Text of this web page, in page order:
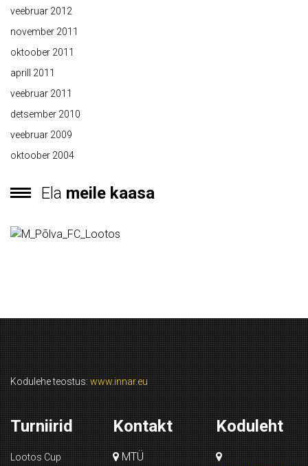
veebruar 2012
november 2011
oktoober 2011
aprill 2011
veebruar 2011
detsember 2010
veebruar 2009
oktoober 2004
Ela meile kaasa
Kodulehe teostus: www.innar.eu
Turniirid
Lootos Cup
Kontakt
MTÜ
Koduleht